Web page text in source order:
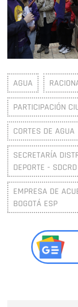
AGUA
PARTICIPACIÓN
CORTES DE AGUA
SECRETARÍA
DEPORTE - SDCRD
EMPRESA DE
BOGOTÁ ESP